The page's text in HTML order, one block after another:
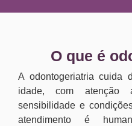
O que é
A odontogeriatria cuida
idade, com atenção
sensibilidade e
atendimento é